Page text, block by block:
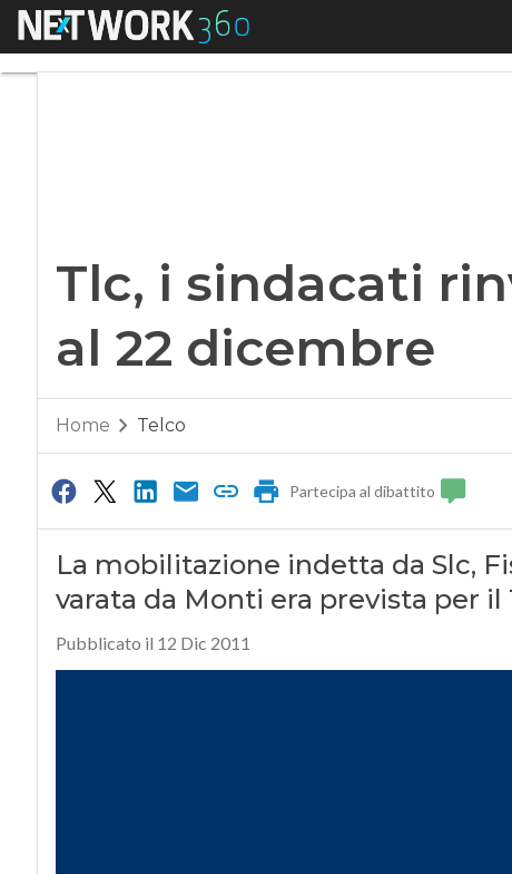
Menu
Tlc, i sindacati
al 22 dicembre
Home Telco
Partecipa al dibattito
La mobilitazione indetta da Slc,
varata da Monti era prevista per il
Pubblicato il 12 Dic 2011